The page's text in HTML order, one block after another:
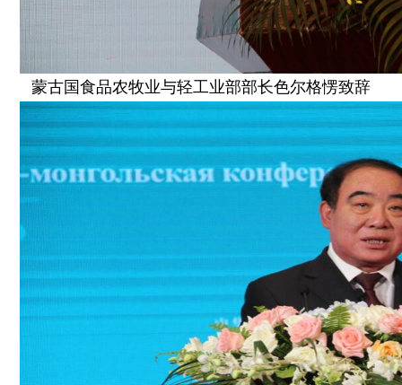
蒙古国食品农牧业与轻工业部部长色尔格愣致辞